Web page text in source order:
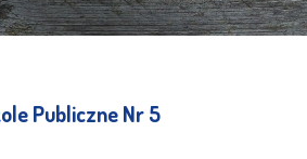
Publiczne Nr 5